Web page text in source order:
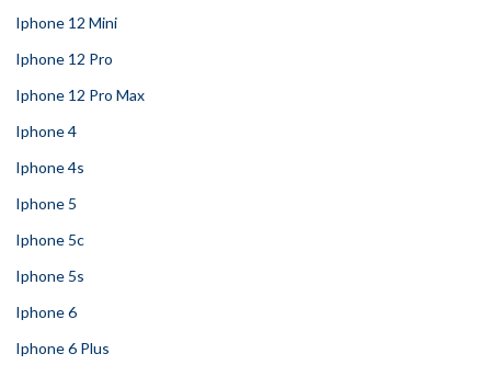
Iphone 12 Mini
Iphone 12 Pro
Iphone 12 Pro Max
Iphone 4
Iphone 4s
Iphone 5
Iphone 5c
Iphone 5s
Iphone 6
Iphone 6 Plus